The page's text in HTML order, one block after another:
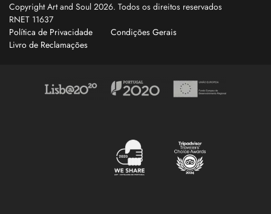
Copyright Art and Soul 2026. Todos os direitos reservados
RNET 11637
Política de Privacidade
Condições Gerais
Livro de Reclamações